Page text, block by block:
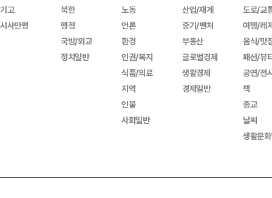
기고
시사만평
북한
행정
국방/외교
정치일반
노동
언론
환경
인권/복지
식품/의료
지역
인물
사회일반
산업/재계
중기/벤처
부동산
글로벌경제
생활경제
경제일반
도로/교
여행/레
음식/맛
패션/뷰
공연/전
책
종교
날씨
생활문